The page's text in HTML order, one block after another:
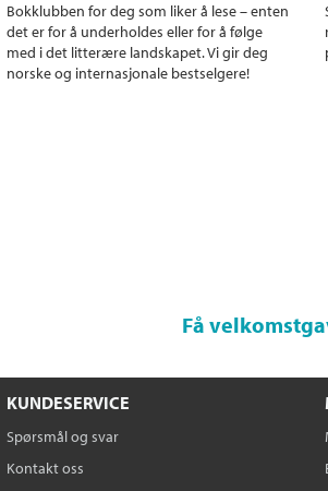
Bokklubben for deg som liker å lese – enten
det er for å underholdes eller for å følge
med i det litterære landskapet. Vi gir deg
norske og internasjonale bestselgere!
Få
KUNDESERVICE
Spørsmål og svar
Kontakt oss